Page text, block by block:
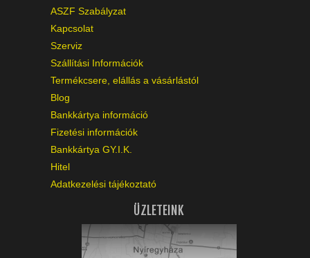
ASZF Szabályzat
Kapcsolat
Szerviz
Szállítási Információk
Termékcsere, elállás a vásárlástól
Blog
Bankkártya információ
Fizetési információk
Bankkártya GY.I.K.
Hitel
Adatkezelési tájékoztató
ÜZLETEINK